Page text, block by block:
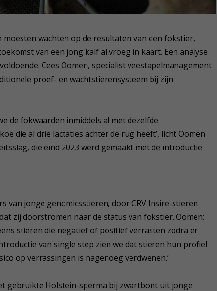
wachten op de resultaten van een fokstier,
van een jong kalf al vroeg in kaart. Een analyse
Cees Oomen, specialist veestapelmanagement
proef- en wachtstierensysteem bij zijn
de fokwaarden inmiddels al met dezelfde
die al drie lactaties achter de rug heeft’, licht Oomen
die eind 2023 werd gemaakt met de introductie
van jonge genomicsstieren, door CRV Insire-stieren
zij doorstromen naar de status van fokstier. Oomen:
stieren die negatief of positief verrasten zodra er
van single step zien we dat stieren hun profiel
op verrassingen is nagenoeg verdwenen.’
gebruikte Holstein-sperma bij zwartbont uit jonge